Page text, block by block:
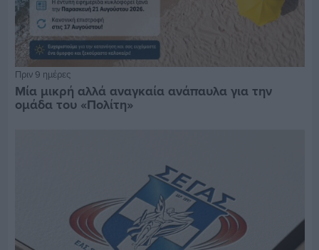
Πριν 9 ημέρες
Μία μικρή αλλά αναγκαία ανάπαυλα για την
ομάδα του «Πολίτη»